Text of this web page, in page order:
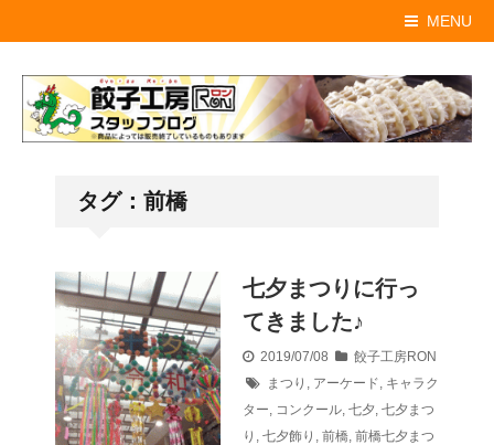
MENU
タグ：前橋
七夕まつりに行っ
てきました♪
2019/07/08
餃子工房RON
まつり
アーケード キャラク
ター
コンクール 七夕 七夕まつ
り
七夕飾り 前橋 前橋七夕まつ